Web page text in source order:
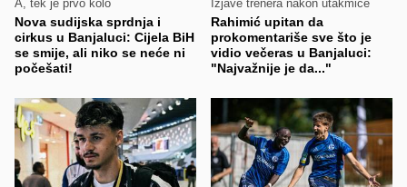
A, tek je prvo kolo
Nova sudijska sprdnja i
cirkus u Banjaluci: Cijela BiH
se smije, ali niko se neće ni
počešati!
Izjave trenera nakon utakmice
Rahimić upitan da
prokomentariše sve što je
vidio večeras u Banjaluci:
"Najvažnije je da..."